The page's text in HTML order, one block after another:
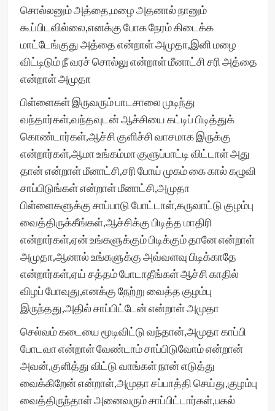
சொல்லனும் அத்தை,மழை அதனால் நானும்
கூப்பிடவில்லை,எனக்கு போக நேரம் கிடைக்க
மாட்டேங்குது அத்தை என்றாள் அமுதா,இனி மழை
விட்டிடும் நீ வரச் சொல்லு என்றாள் மீனாட்சி சரி அத்தை
என்றாள் அமுதா
பிள்ளைகள் இருவரும் பாடசாலை முடிந்து
வந்தார்கள்,வந்தவுடன் ஆச்சியை கட்டிப் பிடித்துக்
கொண்டார்கள்,ஆச்சி குளிச்சி வாசமாக இருக்கு
என்றார்கள்,ஆமா உங்கம்மா குளுப்பாட்டி விட்டாள் அது
தான் என்றாள் மீனாட்சி,சரி போய் முகம் கை கால் கழுவி
சாப்பிடுங்கள் என்றாள் மீனாட்சி,அமுதா
பிள்ளைகளுக்கு சாப்பாடு போட்டாள்,கருவாட்டு குழம்பு
வைத்திருக்கீங்கள்,ஆச்சிக்கு பிடித்த மாதிரி
என்றார்கள்,ஏன் உங்களுக்கும் பிடிக்கும் தானே என்றாள்
அமுதா,ஆனால் உங்களுக்கு அவ்வளவு பிடிக்காதே
என்றார்கள்,ஏய் சத்தம் போடாதீங்கள் ஆச்சி காதில்
விழப் போவுது,எனக்கு நேற்று வைத்த குழம்பு
இருந்தது,அதில் சாப்பிட்டேன் என்றாள் அமுதா
செல்வம் கடையை மூடிவிட்டு வந்தான்,அமுதா காப்பி
போடவா என்றாள் வேண்டாம் சாப்பிடுவோம் என்றான்
அவன்,குளித்து விட்டு வாங்கள் நான் எடுத்து
வைக்கிறேன் என்றாள்,அமுதா சப்பாத்தி செய்து,குழம்பு
வைத்திருந்தாள் அனைவரும் சாப்பிட்டார்கள்,பகல்